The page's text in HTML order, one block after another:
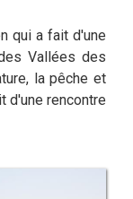
qui a fait d'une
Vallées des
la pêche et
d'une rencontre